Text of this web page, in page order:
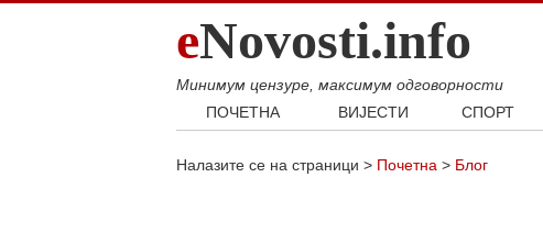
eNovosti.info
Минимум цензуре, максимум одговорности
ПОЧЕТНА
ВИЈЕСТИ
Балкан
СПОРТ
Кошарка
Налазите се на страници > Почетна > Блог